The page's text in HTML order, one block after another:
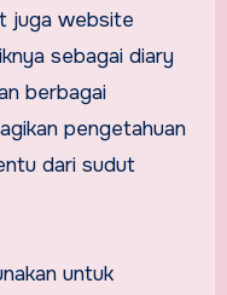
juga website
sebagai diary
berbagai
pengetahuan
dari sudut
untuk